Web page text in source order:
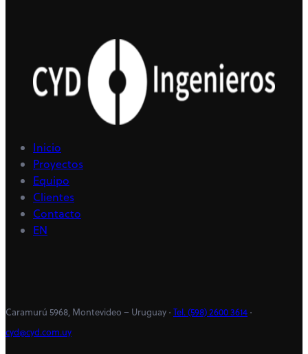
Inicio
Proyectos
Equipo
Clientes
Contacto
EN
Caramurú 5968, Montevideo – Uruguay ⋅ Tel. (598) 2600 3614 ⋅
cyd@cyd.com.uy